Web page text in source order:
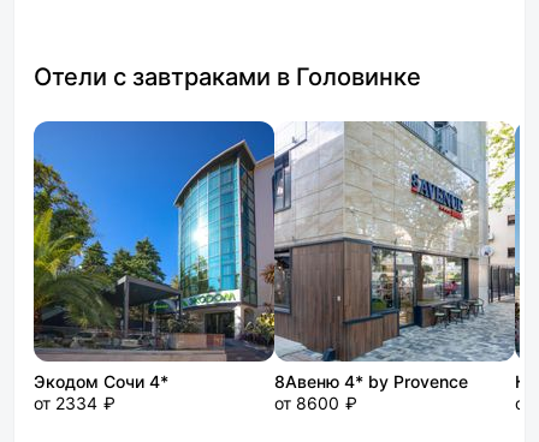
Отели с завтраками в Головинке
Экодом Сочи 4*
от 2334 ₽
8Авеню 4* by Provence
от 8600 ₽
от